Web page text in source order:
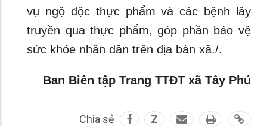
vụ ngộ độc thực phẩm và các bệnh lây
truyền qua thực phẩm, góp phần bảo vệ
sức khỏe nhân dân trên địa bàn xã./.
Ban Biên tập Trang TTĐT xã Tây Phú
Chia sẻ Z